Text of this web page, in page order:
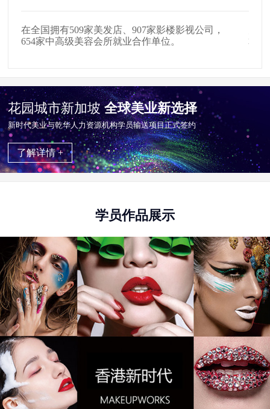
在全国拥有509家美发店、907家影楼影视公司，
654家中高级美容会所就业合作单位。
掌握
花园城市新加坡全球美业新选择
新时代美业与乾华⼈⼒资源机构学员输送项目正式签约
了解详情 +
学员作品展示